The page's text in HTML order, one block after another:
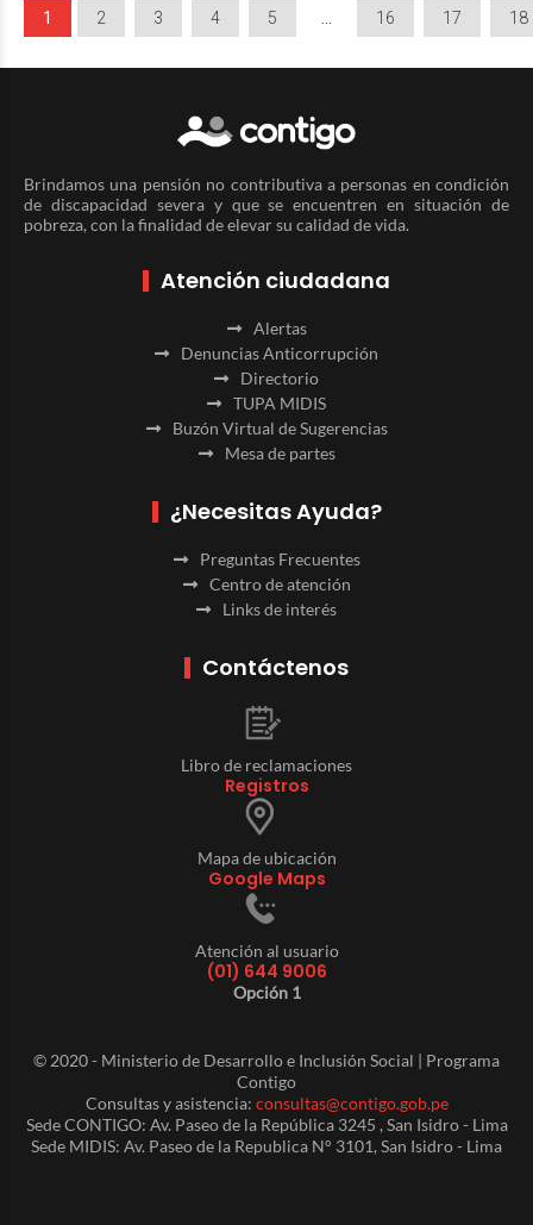
1 2 3 4 5 16 17 18
Brindamos una pensión no contributiva a personas en condición
de discapacidad severa y que se encuentren en situación de
pobreza, con la finalidad de elevar su calidad de vida.
Atención ciudadana
Alertas
Denuncias Anticorrupción
Directorio
TUPA MIDIS
Buzón Virtual de Sugerencias
Mesa de partes
¿Necesitas Ayuda?
Preguntas Frecuentes
Centro de atención
Links de interés
Contáctenos
Libro de reclamaciones
Registros
Mapa de ubicación
Google Maps
Atención al usuario
(01) 644 9006
Opción 1
© 2020 - Ministerio de Desarrollo e Inclusión Social | Programa
Contigo
Consultas y asistencia: consultas@contigo.gob.pe
Sede CONTIGO: Av. Paseo de la República 3245 , San Isidro - Lima
Sede MIDIS: Av. Paseo de la Republica N° 3101, San Isidro - Lima